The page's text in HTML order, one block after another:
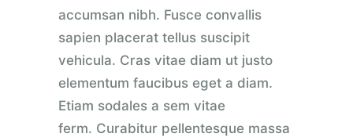
accumsan nibh. Fusce convallis
sapien placerat tellus suscipit
vehicula. Cras vitae diam ut justo
elementum faucibus eget a diam.
Etiam sodales a sem vitae
ferm. Curabitur pellentesque massa